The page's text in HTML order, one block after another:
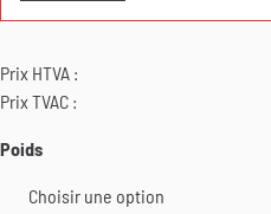
Prix HTVA :
Prix TVAC :
Poids